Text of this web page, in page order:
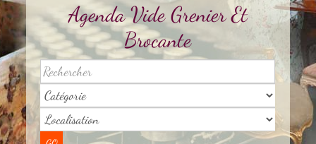
Agenda Vide Grenier Et
Brocante